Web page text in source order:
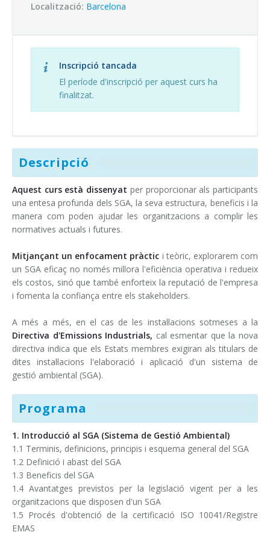
Localització: Barcelona
Inscripció tancada
El període d'inscripció per aquest curs ha
finalitzat.
Descripció
Aquest curs està dissenyat per proporcionar als participants
una entesa profunda dels SGA, la seva estructura, beneficis i la
manera com poden ajudar les organitzacions a complir les
normatives actuals i futures.
Mitjançant un enfocament pràctic i teòric, explorarem com
un SGA eficaç no només millora l'eficiència operativa i redueix
els costos, sinó que també enforteix la reputació de l'empresa
i fomenta la confiança entre els stakeholders.
A més a més, en el cas de les instal·lacions sotmeses a la
Directiva d'Emissions Industrials, cal esmentar que la nova
directiva indica que els Estats membres exigiran als titulars de
dites instal·lacions l'elaboració i aplicació d'un sistema de
gestió ambiental (SGA).
Programa
1. Introducció al SGA (Sistema de Gestió Ambiental)
1.1 Terminis, definicions, principis i esquema general del SGA
1.2 Definició i abast del SGA
1.3 Beneficis del SGA
1.4 Avantatges previstos per la legislació vigent per a les
organitzacions que disposen d'un SGA
1.5 Procés d'obtenció de la certificació ISO 10041/Registre
EMAS